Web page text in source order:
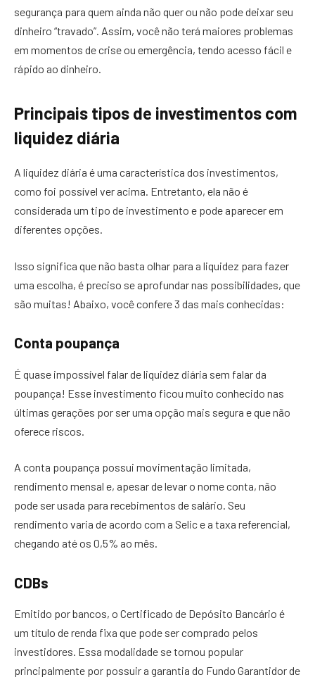
segurança para quem ainda não quer ou não pode deixar seu
dinheiro “travado”. Assim, você não terá maiores problemas
em momentos de crise ou emergência, tendo acesso fácil e
rápido ao dinheiro.
Principais tipos de investimentos com
liquidez diária
A liquidez diária é uma característica dos investimentos,
como foi possível ver acima. Entretanto, ela não é
considerada um tipo de investimento e pode aparecer em
diferentes opções.
Isso significa que não basta olhar para a liquidez para fazer
uma escolha, é preciso se aprofundar nas possibilidades, que
são muitas! Abaixo, você confere 3 das mais conhecidas:
Conta poupança
É quase impossível falar de liquidez diária sem falar da
poupança! Esse investimento ficou muito conhecido nas
últimas gerações por ser uma opção mais segura e que não
oferece riscos.
A conta poupança possui movimentação limitada,
rendimento mensal e, apesar de levar o nome conta, não
pode ser usada para recebimentos de salário. Seu
rendimento varia de acordo com a Selic e a taxa referencial,
chegando até os 0,5% ao mês.
CDBs
Emitido por bancos, o Certificado de Depósito Bancário é
um título de renda fixa que pode ser comprado pelos
investidores. Essa modalidade se tornou popular
principalmente por possuir a garantia do Fundo Garantidor de